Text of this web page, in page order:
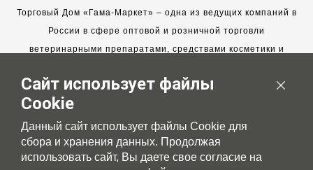
Торговый Дом «Гама-Маркет» – одна из ведущих компаний в
России в сфере оптовой и розничной торговли
ветеринарными препаратами, средствами косметики и
Мы работаем с 2005 года. Мы приглашаем к сотрудничеству
новых клиентов и всегда рассчитываем на взаимовыгодные,
долгосрочные партнерские отношения.
Сайт использует файлы
Cookie
Данный сайт использует файлы Cookie для
сбора и хранения данных. Продолжая
использовать сайт, Вы даете свое согласие на